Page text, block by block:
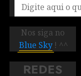
Nos siga no
Blue Sky ! ^^
REDES